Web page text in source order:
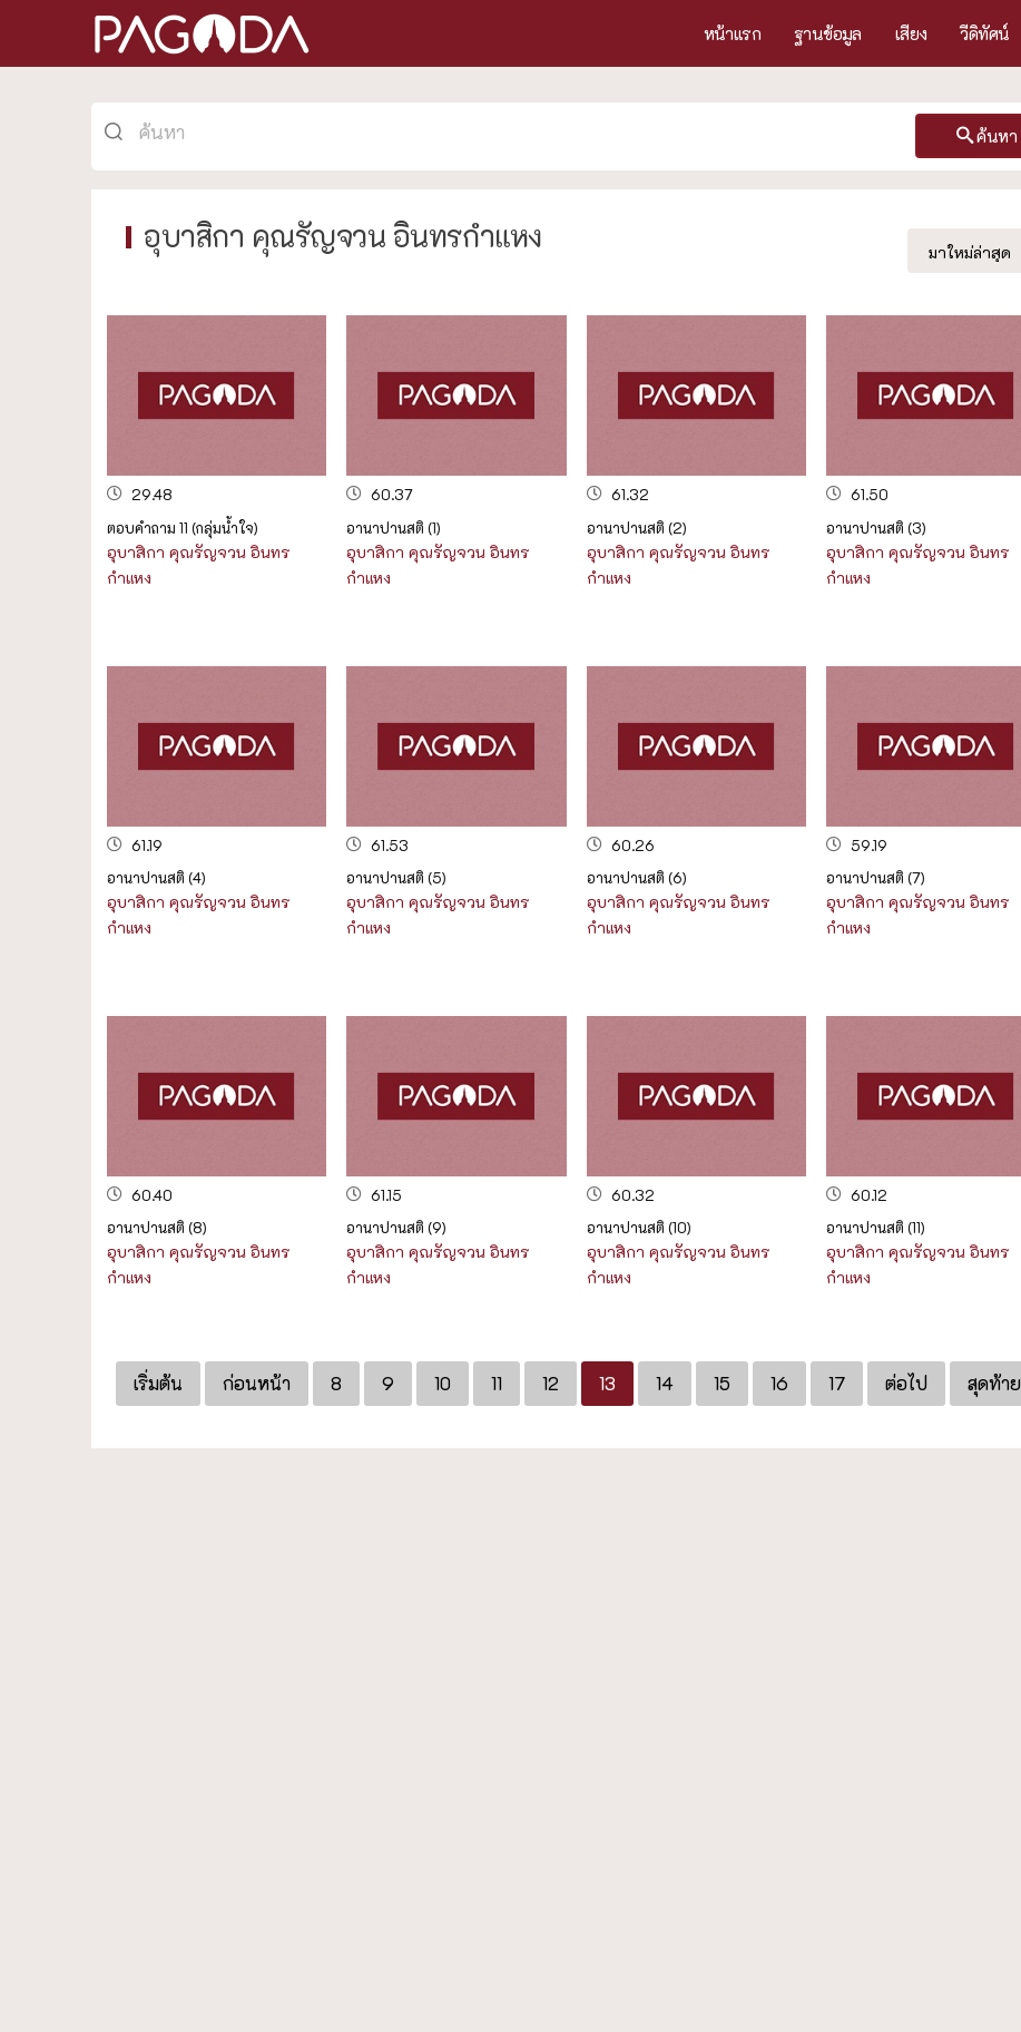
หน้าแรก ฐานข้อมูล เสียง วีดิทัศน์
อุบาสิกา คุณรัญจวน อินทรกำแหง
ค้นหา
มาใหม่ล่าสุด
29.48
ตอบคำถาม 11 (กลุ่มน้ำใจ)
อุบาสิกา คุณรัญจวน อินทร
กำแหง
60.37
อานาปานสติ (1)
อุบาสิกา คุณรัญจวน อินทร
กำแหง
61.32
อานาปานสติ (2)
อุบาสิกา คุณรัญจวน อินทร
กำแหง
61.50
อานาปานสติ (3)
อุบาสิกา คุณรัญจวน อินทร
กำแหง
61.19
อานาปานสติ (4)
อุบาสิกา คุณรัญจวน อินทร
กำแหง
61.53
อานาปานสติ (5)
อุบาสิกา คุณรัญจวน อินทร
กำแหง
60.26
อานาปานสติ (6)
อุบาสิกา คุณรัญจวน อินทร
กำแหง
59.19
อานาปานสติ (7)
อุบาสิกา คุณรัญจวน อินทร
กำแหง
60.40
อานาปานสติ (8)
อุบาสิกา คุณรัญจวน อินทร
กำแหง
61.15
อานาปานสติ (9)
อุบาสิกา คุณรัญจวน อินทร
กำแหง
60.32
อานาปานสติ (10)
อุบาสิกา คุณรัญจวน อินทร
กำแหง
60.12
อานาปานสติ (11)
อุบาสิกา คุณรัญจวน อินทร
กำแหง
เริ่มต้น ก่อนหน้า 8 9 10 11 12 13 14 15 16 17 ต่อไป สุดท้าย